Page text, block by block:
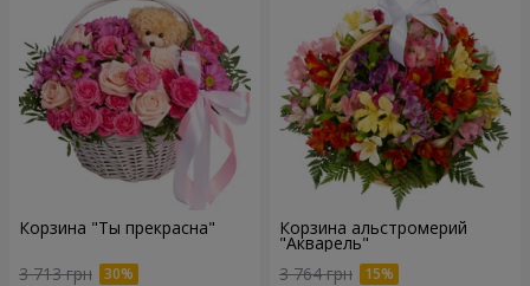
Корзина "Ты прекрасна"
3 713 грн
Корзина альстромерий
"Акварель"
3 764 грн